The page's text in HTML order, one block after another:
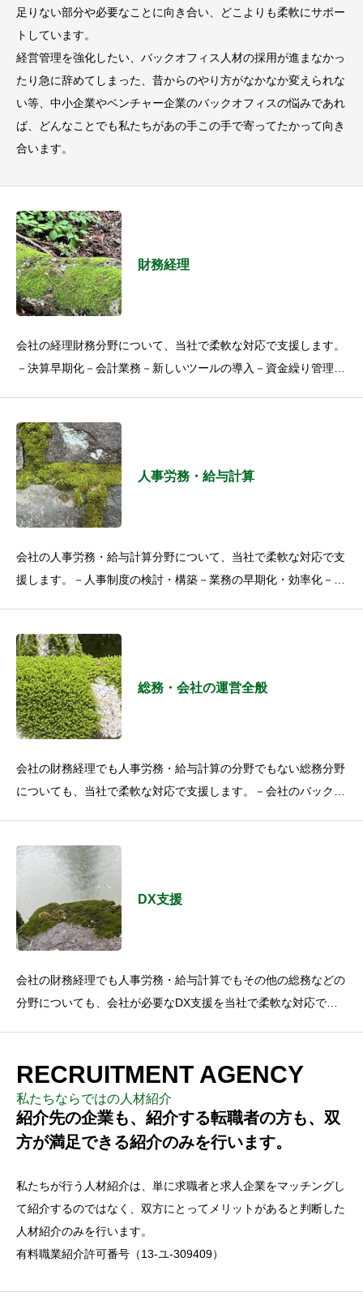
足りない部分や必要なことに向き合い、どこよりも柔軟にサポー
トしています。
経営管理を強化したい、バックオフィス人材の採用が進まなかっ
たり急に辞めてしまった、昔からのやり方がなかなか変えられな
い等、中小企業やベンチャー企業のバックオフィスの悩みであれ
ば、どんなことでも私たちがあの手この手で寄ってたかって向き
合います。
財務経理
会社の経理財務分野について、当社で柔軟な対応で支援します。
－決算早期化－会計業務－新しいツールの導入－資金繰り管理－
人事労務・給与計算
会社の人事労務・給与計算分野について、当社で柔軟な対応で支
援します。－人事制度の検討・構築－業務の早期化・効率化－入
総務・会社の運営全般
会社の財務経理でも人事労務・給与計算の分野でもない総務分野
についても、当社で柔軟な対応で支援します。－会社のバックオ
DX支援
会社の財務経理でも人事労務・給与計算でもその他の総務などの
分野についても、会社が必要なDX支援を当社で柔軟な対応で支
RECRUITMENT AGENCY
私たちならではの人材紹介
紹介先の企業も、紹介する転職者の方も、双
方が満足できる紹介のみを行います。
私たちが行う人材紹介は、単に求職者と求人企業をマッチングし
て紹介するのではなく、双方にとってメリットがあると判断した
人材紹介のみを行います。
有料職業紹介許可番号（13-ユ-309409）